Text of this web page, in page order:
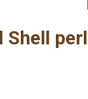
Shell